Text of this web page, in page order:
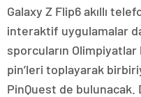
Galaxy Z Flip6 akıllı
interaktif uygulamalar
sporcuların
pin’leri toplayarak
PinQuest de bulunacak.